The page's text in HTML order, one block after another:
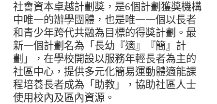
社會資本卓越計劃獎，是6個計劃獲獎機構
中唯一的辦學團體，也是唯一一個以長者
和青少年跨代共融為目標的得獎計劃。最
新一個計劃名為「長幼『適』『簡』計
劃」，在學校開設以服務年輕長者為主的
社區中心，提供多元化簡易運動體適能課
程培養長者成為「助教」，協助社區人士
使用校內及區內資源。